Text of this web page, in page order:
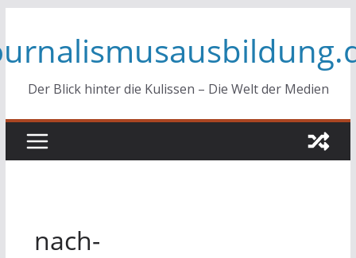
springen
Der Blick hinter die Kulissen – Die Welt der Medien
nach-